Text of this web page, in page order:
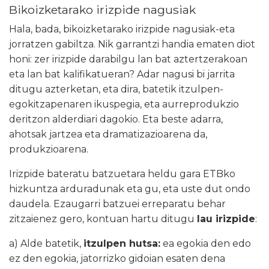
Bikoizketarako irizpide nagusiak
Hala, bada, bikoizketarako irizpide nagusiak-eta
jorratzen gabiltza. Nik garrantzi handia ematen diot
honi: zer irizpide darabilgu lan bat aztertzerakoan
eta lan bat kalifikatueran? Adar nagusi bi jarrita
ditugu azterketan, eta dira, batetik itzulpen-
egokitzapenaren ikuspegia, eta aurreprodukzio
deritzon alderdiari dagokio. Eta beste adarra,
ahotsak jartzea eta dramatizazioarena da,
produkzioarena.
Irizpide bateratu batzuetara heldu gara ETBko
hizkuntza arduradunak eta gu, eta uste dut ondo
daudela. Ezaugarri batzuei erreparatu behar
zitzaienez gero, kontuan hartu ditugu lau irizpide:
a) Alde batetik, itzulpen hutsa: ea egokia den edo
ez den egokia, jatorrizko gidoian esaten dena